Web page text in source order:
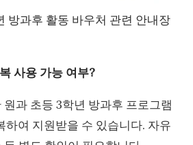
방과후 활동 바우처 관련 안내장
사용 가능 여부?
과 초등 3학년 방과후 프로그램
하여 지원받을 수 있습니다. 자유